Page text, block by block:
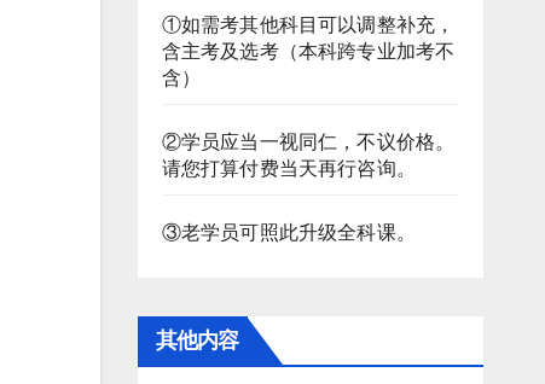
①如需考其他科目可以调整补充，
含主考及选考（本科跨专业加考不
含）
②学员应当一视同仁，不议价格。
请您打算付费当天再行咨询。
③老学员可照此升级全科课。
其他内容